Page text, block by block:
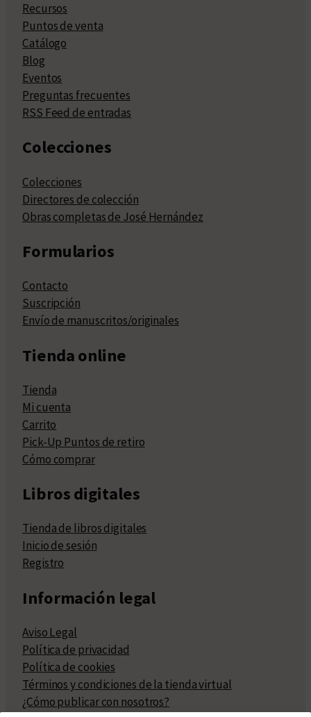
Recursos
Puntos de venta
Catálogo
Blog
Eventos
Preguntas frecuentes
RSS Feed de entradas
Colecciones
Colecciones
Directores de colección
Obras completas de José Hernández
Formularios
Contacto
Suscripción
Envío de manuscritos/originales
Tienda online
Tienda
Mi cuenta
Carrito
Pick-Up Puntos de retiro
Cómo comprar
Libros digitales
Tienda de libros digitales
Inicio de sesión
Registro
Información legal
Aviso Legal
Política de privacidad
Política de cookies
Términos y condiciones de la tienda virtual
¿Cómo publicar con nosotros?